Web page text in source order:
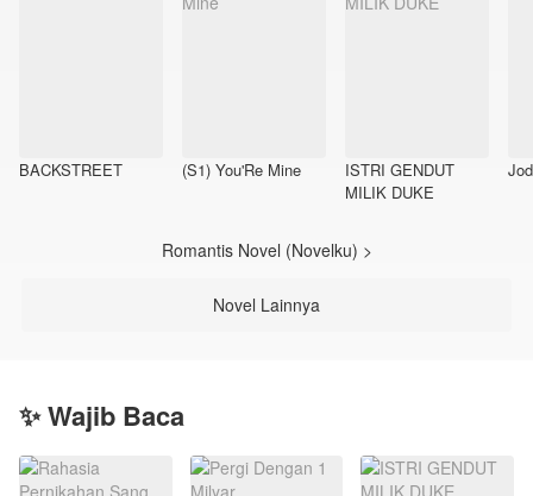
BACKSTREET (S1) You'Re Mine
ISTRI GENDUT
MILIK DUKE
Romantis Novel (Novelku) >
Novel Lainnya
✨ Wajib Baca